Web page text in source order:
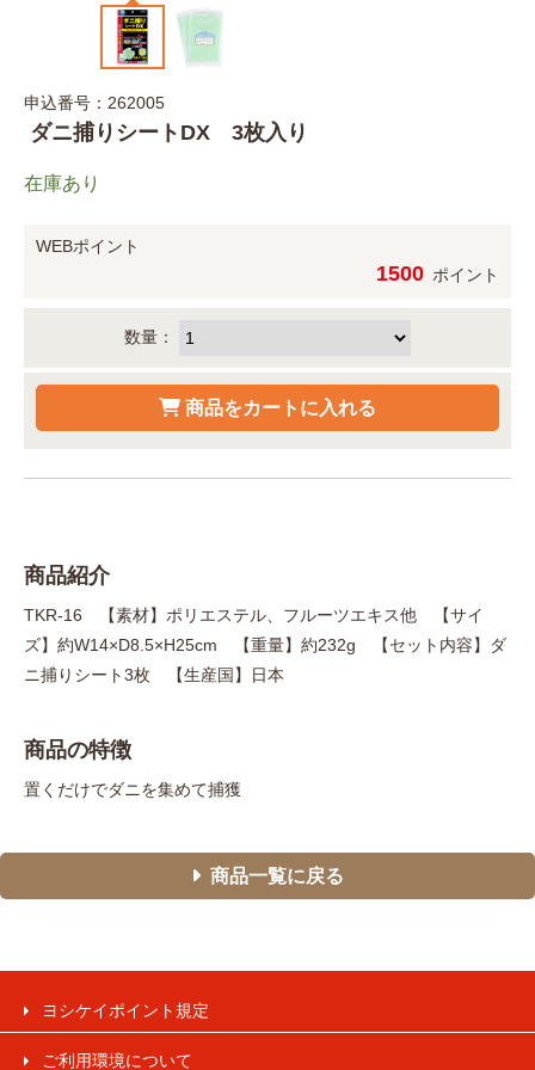
申込番号：262005
ダニ捕りシートDX 3枚入り
在庫あり
WEBポイント
1500 ポイント
数量：
商品紹介
TKR-16 【素材】ポリエステル、フルーツエキス他 【サイ
ズ】約W14×D8.5×H25cm 【重量】約232g 【セット内容】ダ
ニ捕りシート3枚 【生産国】日本
商品の特徴
置くだけでダニを集めて捕獲
商品一覧に戻る
ヨシケイポイント規定
ご利用環境について